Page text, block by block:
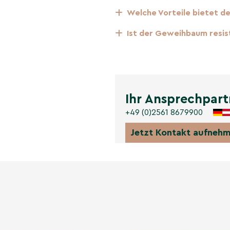
Welche Vorteile bietet
Ist der Geweihbaum
Ihr
+49 (0)2561 8679900
Jetzt Kontakt